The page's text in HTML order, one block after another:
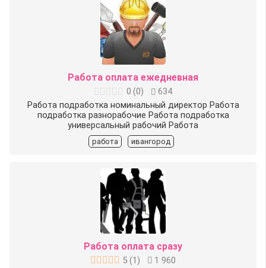
Работа оплата ежедневная
0 (0)
634
Работа подработка номинальный директор Работа
подработка разнорабочие Работа подработка
универсальный рабочий Работа
работа ивангород
Работа оплата сразу
5 (1 )
1 960